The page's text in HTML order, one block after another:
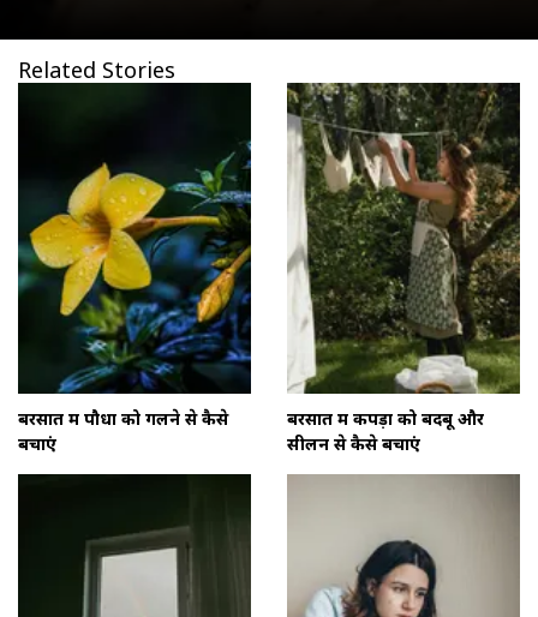
Related Stories
बरसात में पौधों को गलने से कैसे
बचाएं
बरसात में कपड़ों को बदबू और
सीलन से कैसे बचाएं